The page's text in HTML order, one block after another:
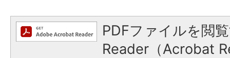
PDFファイルを閲
Reader（Acrobat